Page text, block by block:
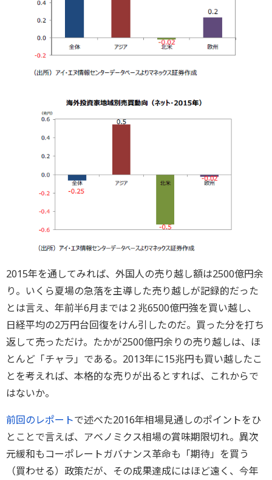
2015年を通してみれば、外国人の売り越し額は2500億円余
り。いくら夏場の急落を主導した売り越しが記録的だった
とは言え、年前半6月までは２兆6500億円強を買い越し、
日経平均の2万円台回復をけん引したのだ。買った分を打ち
返して売っただけ。たかが2500億円余りの売り越しは、ほ
とんど「チャラ」である。2013年に15兆円も買い越したこ
とを考えれば、本格的な売りが出るとすれば、これからで
はないか。
前回のレポートで述べた2016年相場見通しのポイントをひ
とことで言えば、アベノミクス相場の賞味期限切れ。異次
元緩和もコーポレートガバナンス革命も「期待」を買う
（買わせる）政策だが、その成果達成にはほど遠く、今年